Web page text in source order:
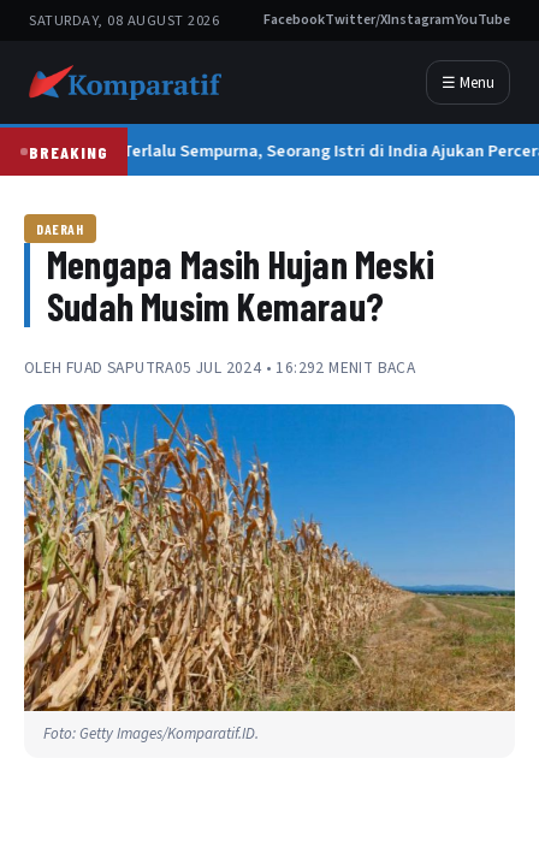
SATURDAY, 08 AUGUST 2026 FacebookTwitter/XInstagramYouTube
☰ Menu
BREAKINGSuami Terlalu Sempurna, Seorang Istri di India Ajukan
DAERAH
Mengapa Masih Hujan Meski
Sudah Musim Kemarau?
OLEH FUAD SAPUTRA05 JUL 2024 • 16:292 MENIT BACA
Foto: Getty Images/Komparatif.ID.